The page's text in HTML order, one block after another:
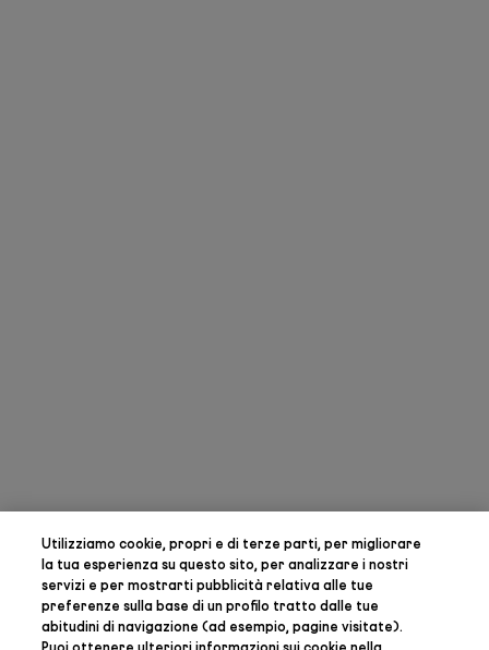
Utilizziamo cookie, propri e di terze parti, permigliorare
la tua esperienza su questo sito, per analizzare i nostri
servizi e per mostrarti pubblicità relativa alle tue
preferenze sulla base di un profilo tratto dalle tue
abitudini di navigazione (ad esempio, pagine visitate).